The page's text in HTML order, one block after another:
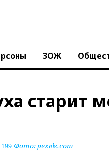
ЗОЖ
старит
199 Фото: pexels.com